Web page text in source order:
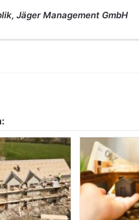
Jäger Management GmbH